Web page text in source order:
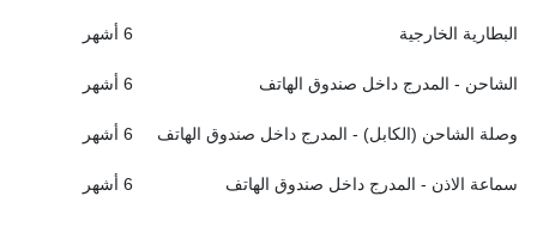
البطارية الخارجية 6 أشهر
الشاحن - المدرج داخل صندوق الهاتف 6 أشهر
وصلة الشاحن (الكابل) - المدرج داخل صندوق الهاتف 6 أشهر
سماعة الاذن - المدرج داخل صندوق الهاتف 6 أشهر